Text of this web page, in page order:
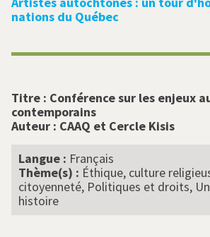
nations du Québec
Titre : Conférence sur les enjeux
contemporains
Auteur : CAAQ et Cercle Kisis
Langue : Français
Thème(s) : Éthique, culture
citoyenneté, Politiques et droits,
histoire